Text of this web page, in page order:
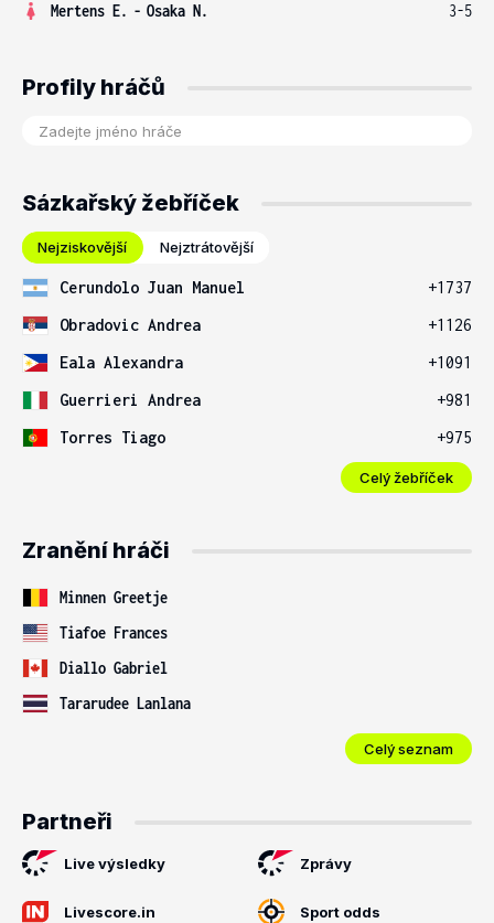
Mertens E. - Osaka N. 3-5
Profily hráčů
Sázkařský žebříček
Nejziskovější Nejztrátovější
Cerundolo Juan Manuel
+1737
Obradovic Andrea
+1126
Eala Alexandra
+1091
Guerrieri Andrea
+981
Torres Tiago
+975
Celý žebříček
Zranění hráči
Minnen Greetje
Tiafoe Frances
Diallo Gabriel
Tararudee Lanlana
Celý seznam
Partneři
Live výsledky Zprávy
Livescore.in Sport odds